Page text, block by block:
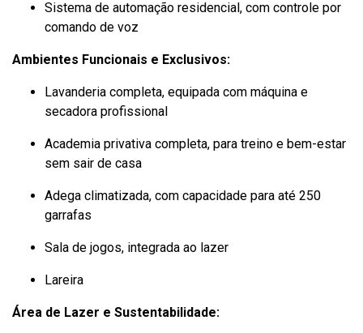
Sistema de automação residencial, com controle por
comando de voz
Ambientes Funcionais e Exclusivos:
Lavanderia completa, equipada com máquina e
secadora profissional
Academia privativa completa, para treino e bem-estar
sem sair de casa
Adega climatizada, com capacidade para até 250
garrafas
Sala de jogos, integrada ao lazer
Lareira
Área de Lazer e Sustentabilidade: